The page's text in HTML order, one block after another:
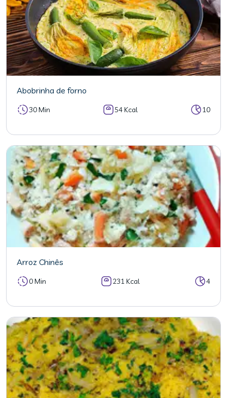
Abobrinha de forno
30 Min 54 Kcal 10
Arroz Chinês
0 Min 231 Kcal 4